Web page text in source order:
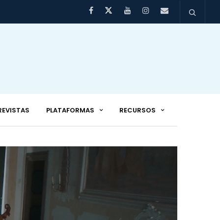
PLATAFORMAS RECURSOS